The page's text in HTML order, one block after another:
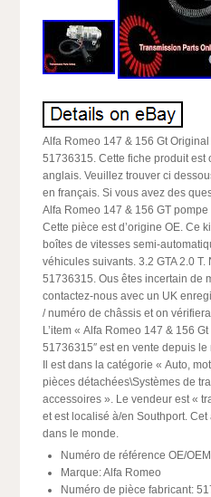
Alfa Romeo 147 & 156 Gt
51736315. Cette fiche produit est
anglais. Veuillez trouver ci
en français. Si vous avez des
Alfa Romeo 147 & 156 GT
Cette pièce est d’origine OE. Ce
boîtes de vitesses semi-
véhicules suivants. 3.2 GTA 2.0
51736315. Ous êtes incertain de
contactez-nous avec un UK
/ numéro de châssis et on
L’item « Alfa Romeo 147 & 156
51736315″ est en vente depuis
Il est dans la catégorie « Auto,
pièces détachées\Systèmes de
accessoires ». Le vendeur est «
et est localisé à/en Southport.
dans le monde.
Numéro de référence OE/
Marque: Alfa Romeo
Numéro de pièce fabricant: